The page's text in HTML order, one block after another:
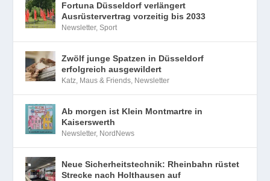
Fortuna Düsseldorf verlängert
Ausrüstervertrag vorzeitig bis 2033
Newsletter,Sport
Zwölf junge Spatzen in Düsseldorf
erfolgreich ausgewildert
Katz, Maus & Friends, Newsletter
Ab morgen ist Klein Montmartre in
Kaiserswerth
Newsletter, NordNews
Neue Sicherheitstechnik: Rheinbahn rüstet
Strecke nach Holthausen auf